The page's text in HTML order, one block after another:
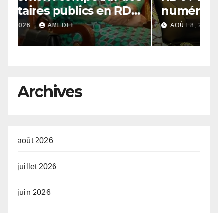
numérique
AOÛT 8, 2026 AMEDEE
Archives
août 2026
juillet 2026
juin 2026